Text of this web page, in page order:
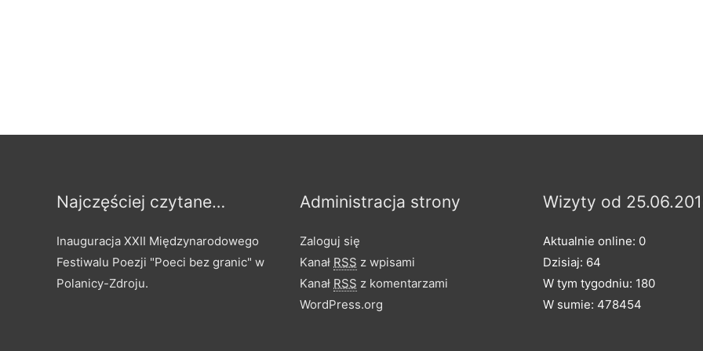
Najczęściej czytane…
Inauguracja XXII Międzynarodowego
Festiwalu Poezji "Poeci bez granic" w
Polanicy-Zdroju.
Administracja strony
Zaloguj się
Kanał RSS z wpisami
Kanał RSS z komentarzami
WordPress.org
Wizyty od
Aktualnie online: 0
Dzisiaj: 64
W tym tygodniu: 180
W sumie: 478454